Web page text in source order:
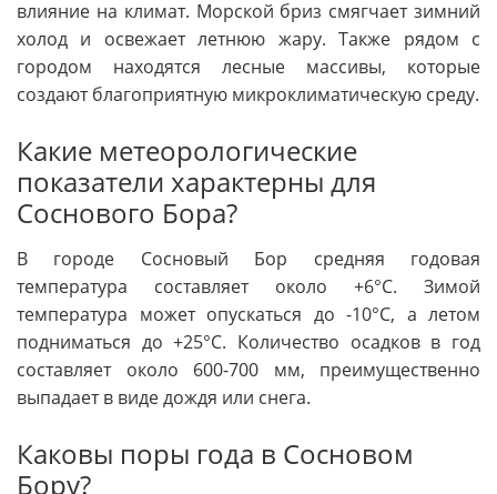
влияние на климат. Морской бриз смягчает зимний
холод и освежает летнюю жару. Также рядом с
городом находятся лесные массивы, которые
создают благоприятную микроклиматическую среду.
Какие метеорологические
показатели характерны для
Соснового Бора?
В городе Сосновый Бор средняя годовая
температура составляет около +6°C. Зимой
температура может опускаться до -10°C, а летом
подниматься до +25°C. Количество осадков в год
составляет около 600-700 мм, преимущественно
выпадает в виде дождя или снега.
Каковы поры года в Сосновом
Бору?